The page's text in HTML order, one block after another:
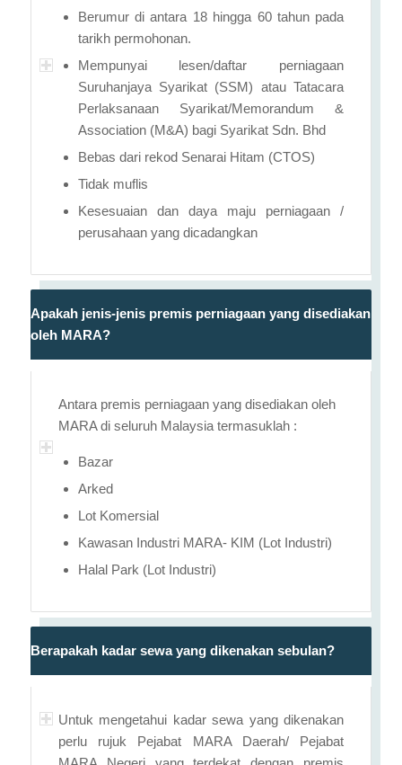
Berumur di antara 18 hingga 60 tahun pada
tarikh permohonan.
Mempunyai lesen/daftar perniagaan
Suruhanjaya Syarikat (SSM) atau Tatacara
Perlaksanaan Syarikat/Memorandum &
Association (M&A) bagi Syarikat Sdn. Bhd
Bebas dari rekod Senarai Hitam (CTOS)
Tidak muflis
Kesesuaian dan daya maju perniagaan /
perusahaan yang dicadangkan
Apakah jenis-jenis premis perniagaan yang disediakan
oleh MARA?
Antara premis perniagaan yang disediakan oleh
MARA di seluruh Malaysia termasuklah :
Bazar
Arked
Lot Komersial
Kawasan Industri MARA- KIM (Lot Industri)
Halal Park (Lot Industri)
Berapakah kadar sewa yang dikenakan sebulan?
Untuk mengetahui kadar sewa yang dikenakan
perlu rujuk Pejabat MARA Daerah/ Pejabat